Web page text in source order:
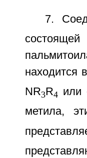
7.
находится
NR3R4 или
метила,